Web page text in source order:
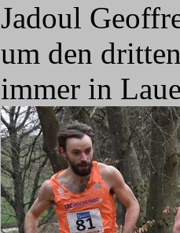
Jadoul
um den
immer in